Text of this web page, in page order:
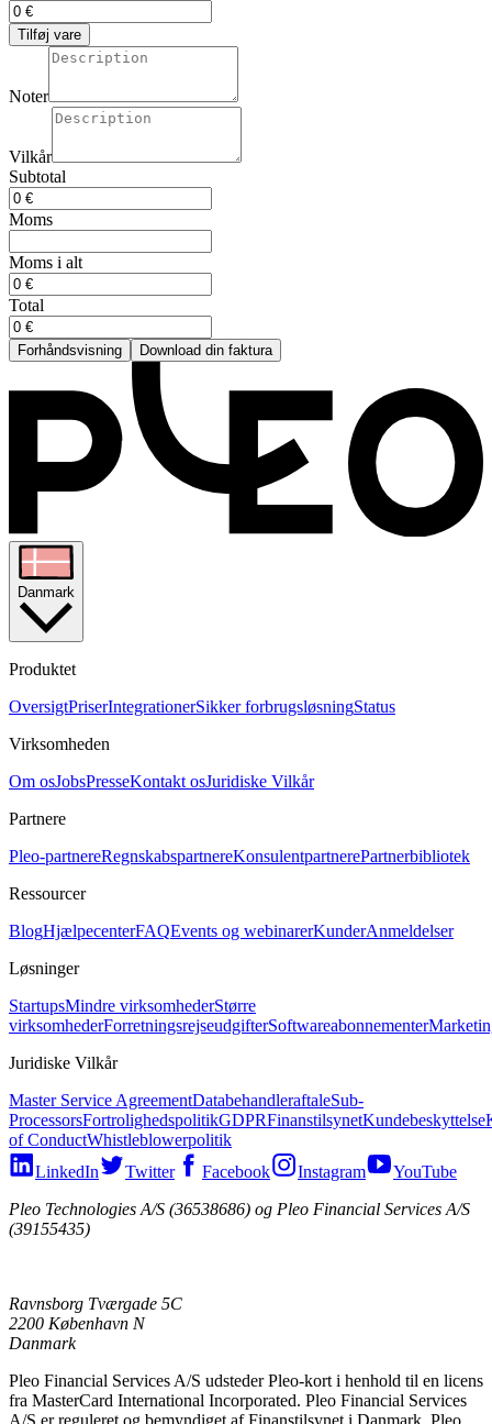
Tilføj vare
Noter
Vilkår
Subtotal
Moms
Moms i alt
Total
Forhåndsvisning Download din faktura
Danmark
Produktet
OversigtPriserIntegrationerSikker forbrugsløsningStatus
Virksomheden
Om osJobsPresseKontakt osJuridiske Vilkår
Partnere
Pleo-partnereRegnskabspartnereKonsulentpartnerePartnerbibliotek
Ressourcer
BlogHjælpecenterFAQEvents og webinarerKunderAnmeldelser
Løsninger
StartupsMindre virksomhederStørre
virksomhederForretningsrejseudgifterSoftwareabonnementer
Juridiske Vilkår
Master Service AgreementDatabehandleraftaleSub-
ProcessorsFortrolighedspolitikGDPRFinanstilsynetKundebeskyttelse
of ConductWhistleblowerpolitik
LinkedIn
Twitter Facebook Instagram
YouTube
Pleo Technologies A/S (36538686) og Pleo Financial Services A/S
(39155435)
Ravnsborg Tværgade 5C
2200 København N
Danmark
Pleo Financial Services A/S udsteder Pleo-kort i henhold til en licens
fra MasterCard International Incorporated. Pleo Financial Services